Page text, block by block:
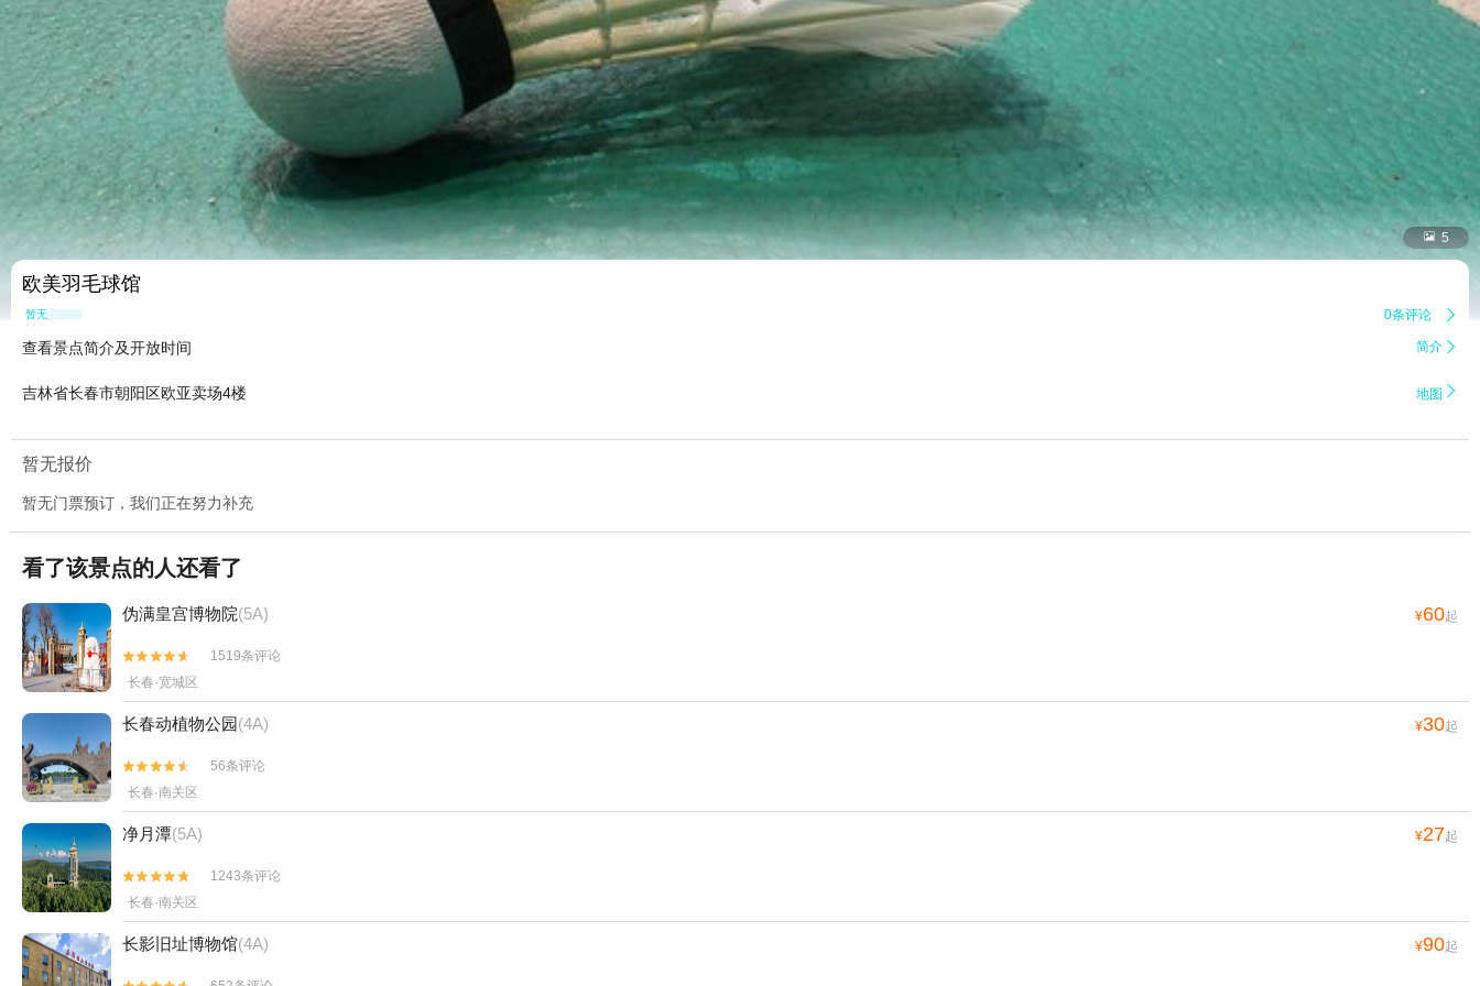
 5
欧美羽毛球馆
暂无点评 0条评论 
查看景点简介及开放时间 简介 
吉林省长春市朝阳区欧亚卖场4楼 地图 
暂无报价
暂无门票预订，我们正在努力补充
看了该景点的人还看了
伪满皇宫博物院(5A) ¥60起


1519条评论
长春·宽城区
长春动植物公园(4A) ¥30起


56条评论
长春·南关区
净月潭(5A) ¥27起


1243条评论
长春·南关区
长影旧址博物馆(4A) ¥90起